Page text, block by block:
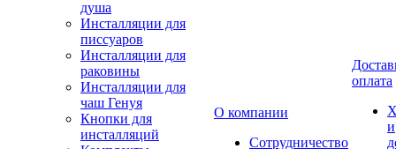
душа
Инсталляции для
писсуаров
Инсталляции для
раковины
Инсталляции для
чаш Генуя
Кнопки для
инсталляций
О компании
Сотрудничество
оплата
и